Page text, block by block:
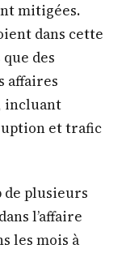
mitigées.
dans cette
des
affaires
incluant
et trafic
de plusieurs
l’affaire
les mois à